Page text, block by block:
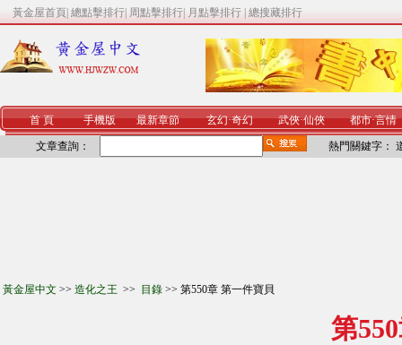
黃金屋首頁 總點擊排行 周點擊排行 月點擊排行 總搜藏排行
首 頁 手機版 最新章節 玄幻·奇幻 武俠·仙俠 都市·言情
文章查詢： 熱門關鍵字：
黃金屋中文 >> 造化之王 >> 目錄 >> 第550章 第一件寶貝
第